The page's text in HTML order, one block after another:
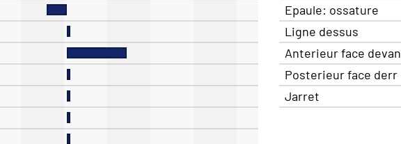
Epaule: ossature
Ligne dessus
Anterieur face devan
Posterieur face derr
Jarret